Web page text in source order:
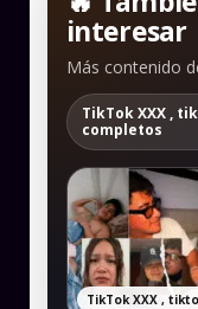
interesar
Más contenido
TikTok XXX ,
completos